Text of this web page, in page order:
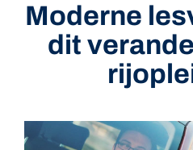
Moderne
dit